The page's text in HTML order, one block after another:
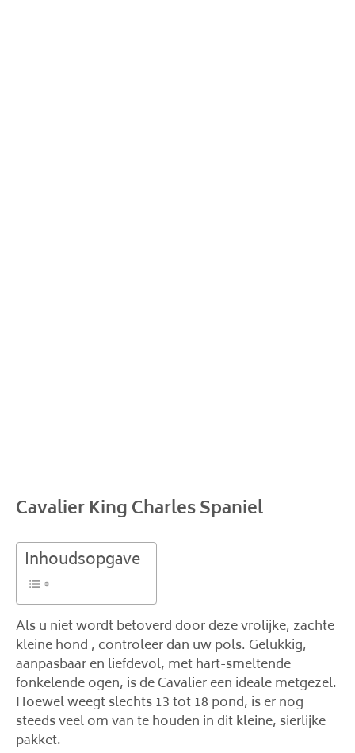
Cavalier King Charles Spaniel
Inhoudsopgave
Als u niet wordt betoverd door deze vrolijke, zachte
kleine hond , controleer dan uw pols. Gelukkig,
aanpasbaar en liefdevol, met hart-smeltende
fonkelende ogen, is de Cavalier een ideale metgezel.
Hoewel weegt slechts 13 tot 18 pond, is er nog
steeds veel om van te houden in dit kleine, sierlijke
pakket.